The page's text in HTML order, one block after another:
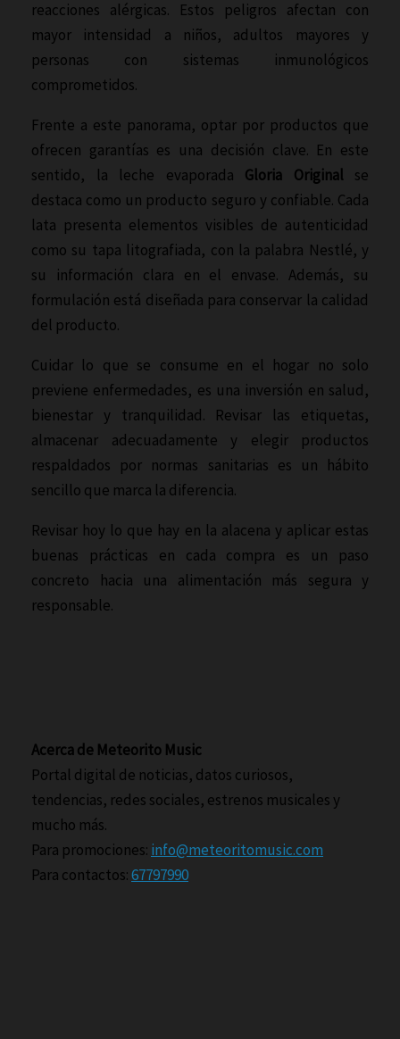
reacciones alérgicas. Estos peligros afectan con
mayor intensidad a niños, adultos mayores y
personas con sistemas inmunológicos
comprometidos.
Frente a este panorama, optar por productos que
ofrecen garantías es una decisión clave. En este
sentido, la leche evaporada Gloria Original
se
destaca como un producto seguro y confiable. Cada
lata presenta elementos visibles de autenticidad
como su tapa litografiada, con la palabra Nestlé, y
su información clara en el envase. Además, su
formulación está diseñada para conservar la calidad
del producto.
Cuidar lo que se consume en el hogar no solo
previene enfermedades, es una inversión en salud,
bienestar y tranquilidad. Revisar las etiquetas,
almacenar adecuadamente y elegir productos
respaldados por normas sanitarias es un hábito
sencillo que marca la diferencia.
Revisar hoy lo que hay en la alacena y aplicar estas
buenas prácticas en cada compra es un paso
concreto hacia una alimentación más segura y
responsable.
Acerca de Meteorito Music
Portal digital de noticias, datos curiosos,
tendencias, redes sociales, estrenos musicales y
mucho más.
Para promociones: info@meteoritomusic.com
Para contactos:67797990